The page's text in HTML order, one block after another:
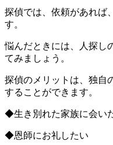
探偵では、依頼があれば
す。
悩んだときには、人探し
てみましょう。
探偵のメリットは、独自
することができます。
◆生き別れた家族に会い
◆恩師にお礼したい